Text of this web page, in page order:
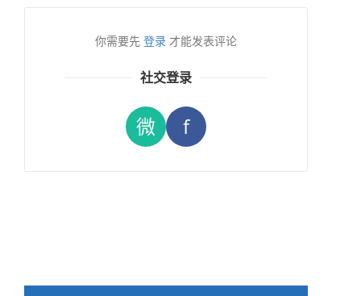
你需要先 登录 才能发表评论
社交登录
微 f